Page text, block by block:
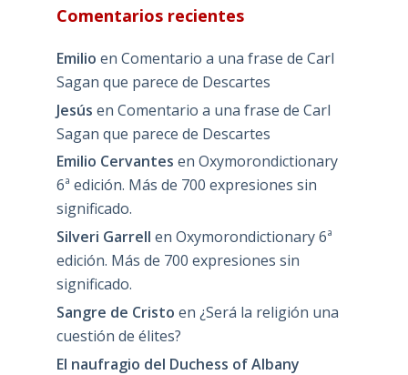
Comentarios recientes
Emilio en Comentario a una frase de Carl
Sagan que parece de Descartes
Jesús en Comentario a una frase de Carl
Sagan que parece de Descartes
Emilio Cervantes en Oxymorondictionary
6ª edición. Más de 700 expresiones sin
significado.
Silveri Garrell en Oxymorondictionary 6ª
edición. Más de 700 expresiones sin
significado.
Sangre de Cristo en ¿Será la religión una
cuestión de élites?
El naufragio del Duchess of Albany